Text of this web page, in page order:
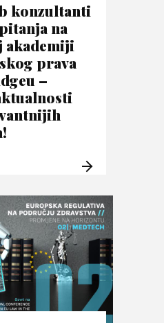
konzultanti
na
akademiji
prava
–